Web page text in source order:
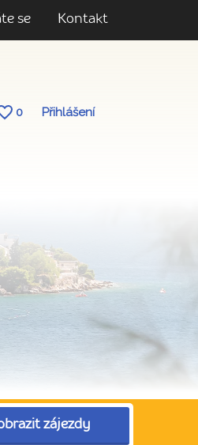
se Kontakt
0 Přihlášení
zájezdy